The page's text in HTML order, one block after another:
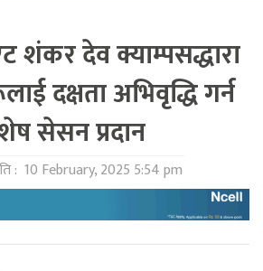
शंकर देव क्याम्पसद्धारा
दक्षता अभिवृद्धि गर्न
सेसन प्रदान
: 10 February, 2025 5:54 pm